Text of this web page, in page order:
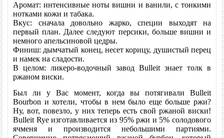
В наличии
" class="button-gr" />
- или -
В закладки
Отзывов: 0 |Написать отзыв
Аромат: интенсивные ноты вишни и ванили, с тонкими
нотками кожи и табака.
Вкус: сначала довольно жарко, специи выходят на
первый план. Далее следуют персики, больше вишни и
немного апельсиновой цедры.
Финиш: дымчатый конец, несет корицу, душистый перец
и намек на сладости.
В целом: ликеро-водочный завод Bulleit знает толк в
ржаном виски.
Был ли у Вас момент, когда вы потягивали Bulleit
Bourbon и хотели, чтобы в нем было еще больше ржи?
Ну, вот, повезло, у них теперь есть свой ржаной виски!
Bulleit Rye изготавливается из 95% ржи и 5% солодового
ячменя и производится небольшими партиями.